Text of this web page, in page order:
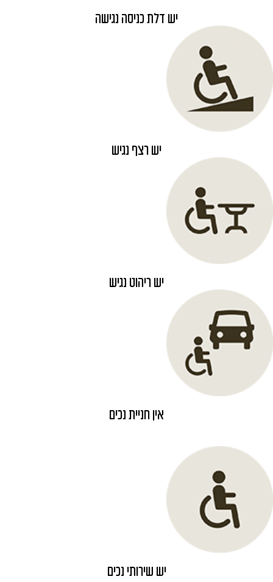
יש דלת כניסה נגישה
יש רצף נגיש
יש ריהוט נגיש
אין חניית נכים
יש שירותי נכים